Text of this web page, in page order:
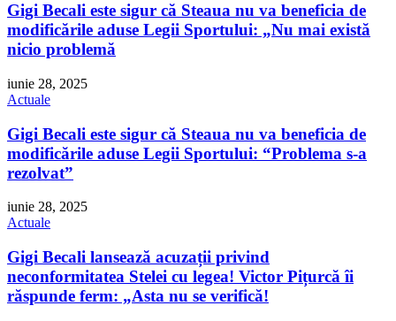
Gigi Becali este sigur că Steaua nu va beneficia de
modificările aduse Legii Sportului: „Nu mai există
nicio problemă
iunie 28, 2025
Actuale
Gigi Becali este sigur că Steaua nu va beneficia de
modificările aduse Legii Sportului: “Problema s-a
rezolvat”
iunie 28, 2025
Actuale
Gigi Becali lansează acuzații privind
neconformitatea Stelei cu legea! Victor Pițurcă îi
răspunde ferm: „Asta nu se verifică!